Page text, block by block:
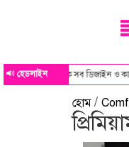
হেডলাইন
ও কালার কম্বিনেশন এর
হোম /